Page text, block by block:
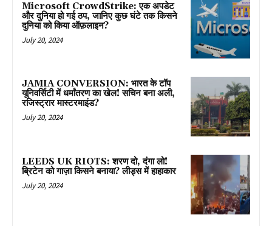
Microsoft CrowdStrike: एक अपडेट
और दुनिया हो गई ठप, जानिए कुछ घंटे तक किसने
दुनिया को किया ऑफ़लाइन?
July 20, 2024
JAMIA CONVERSION: भारत के टॉप
यूनिवर्सिटी में धर्मांतरण का खेल! सचिन बना अली,
रजिस्ट्रार मास्टरमाइंड?
July 20, 2024
LEEDS UK RIOTS: शरण दो, दंगा लो!
ब्रिटेन को गाज़ा किसने बनाया? लीड्स में हाहाकार
July 20, 2024